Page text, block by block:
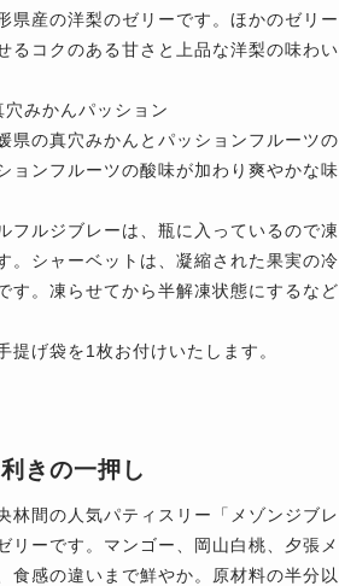
県産の洋梨のゼリーです。ほかのゼリ
るコクのある甘さと上品な洋梨の味わい
穴みかんパッション
県の真穴みかんとパッションフルーツ
ョンフルーツの酸味が加わり爽やかな味
フルジブレーは、瓶に入っているので
。シャーベットは、凝縮された果実の
す。凍らせてから半解凍状態にするな
提げ袋を1枚お付けいたします。
利きの一押し
林間の人気パティスリー「メゾンジブ
リーです。マンゴー、岡山白桃、夕張
食感の違いまで鮮やか。原材料の半分